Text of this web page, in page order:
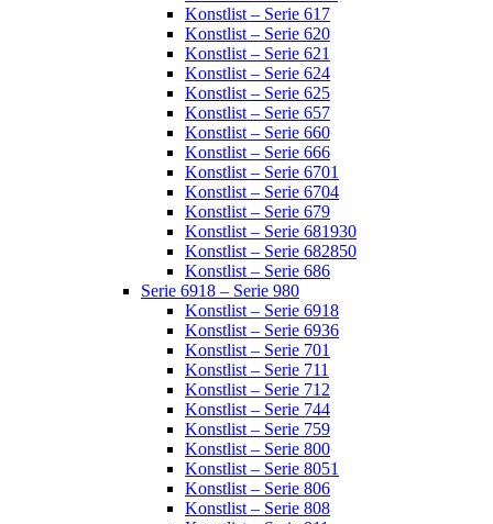
Konstlist – Serie 617
Konstlist – Serie 620
Konstlist – Serie 621
Konstlist – Serie 624
Konstlist – Serie 625
Konstlist – Serie 657
Konstlist – Serie 660
Konstlist – Serie 666
Konstlist – Serie 6701
Konstlist – Serie 6704
Konstlist – Serie 679
Konstlist – Serie 681930
Konstlist – Serie 682850
Konstlist – Serie 686
Serie 6918 – Serie 980
Konstlist – Serie 6918
Konstlist – Serie 6936
Konstlist – Serie 701
Konstlist – Serie 711
Konstlist – Serie 712
Konstlist – Serie 744
Konstlist – Serie 759
Konstlist – Serie 800
Konstlist – Serie 8051
Konstlist – Serie 806
Konstlist – Serie 808